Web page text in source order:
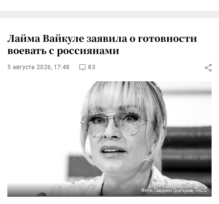
Лайма Вайкуле заявила о готовности
воевать с россиянами
5 августа 2026, 17:48 83
Фото: Гавриил Григоров/ТАСС